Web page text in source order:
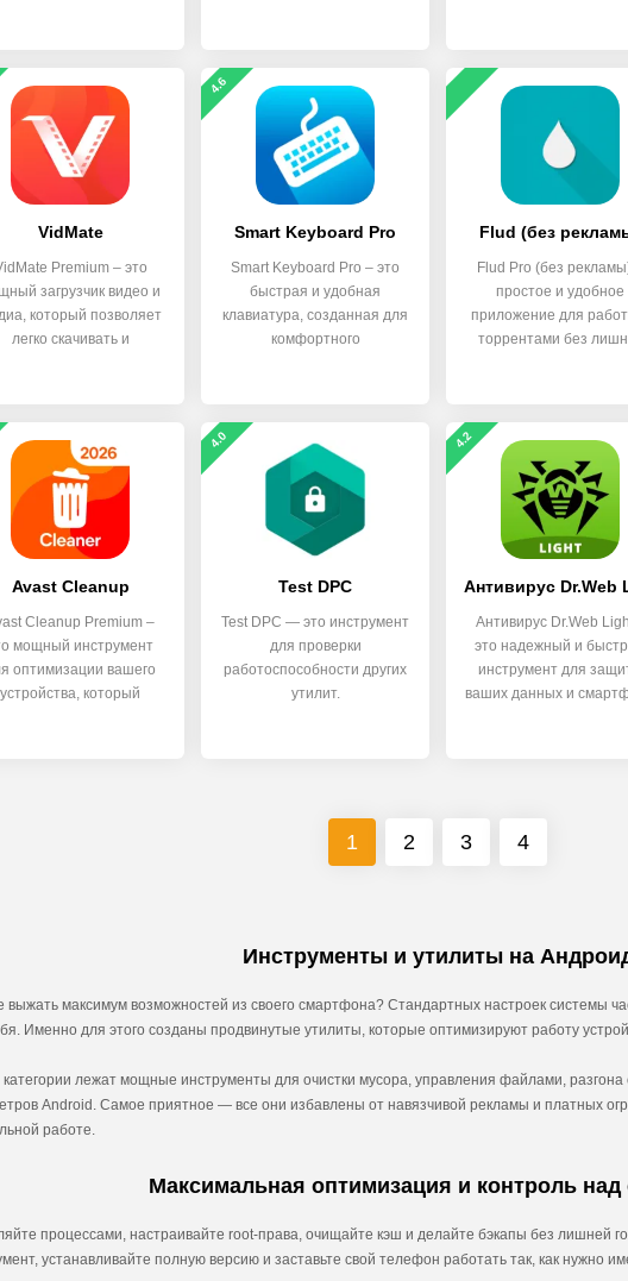
Инструменты и утилиты на
выжать максимум возможностей из своего смартфона? Стандартных настроек системы
Именно для этого созданы продвинутые утилиты, которые оптимизируют работу
категории лежат мощные инструменты для очистки мусора, управления файлами,
Android. Самое приятное — все они избавлены от навязчивой рекламы и платных
работе.
Максимальная оптимизация и контроль над
процессами, настраивайте root-права, очищайте кэш и делайте бэкапы без лишней
устанавливайте полную версию и заставьте свой телефон работать так, как нужно
VidMate
Premium – это
загрузчик видео и
который позволяет
легко скачивать и
4.6
Smart Keyboard Pro
Smart Keyboard Pro – это
быстрая и удобная
клавиатура, созданная для
комфортного
Flud (без
Flud Pro (без
простое и удобное
приложение для
торрентами без
Avast Cleanup
Cleanup Premium –
мощный инструмент
оптимизации вашего
устройства, который
4.0
Test DPC
Test DPC — это инструмент
для проверки
работоспособности других
утилит.
4.2
Антивирус Dr.Web
это надежный и
инструмент для
ваших данных и
1 2 3 4